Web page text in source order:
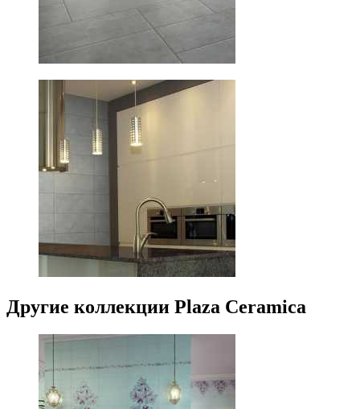
Другие коллекции Plaza Ceramica